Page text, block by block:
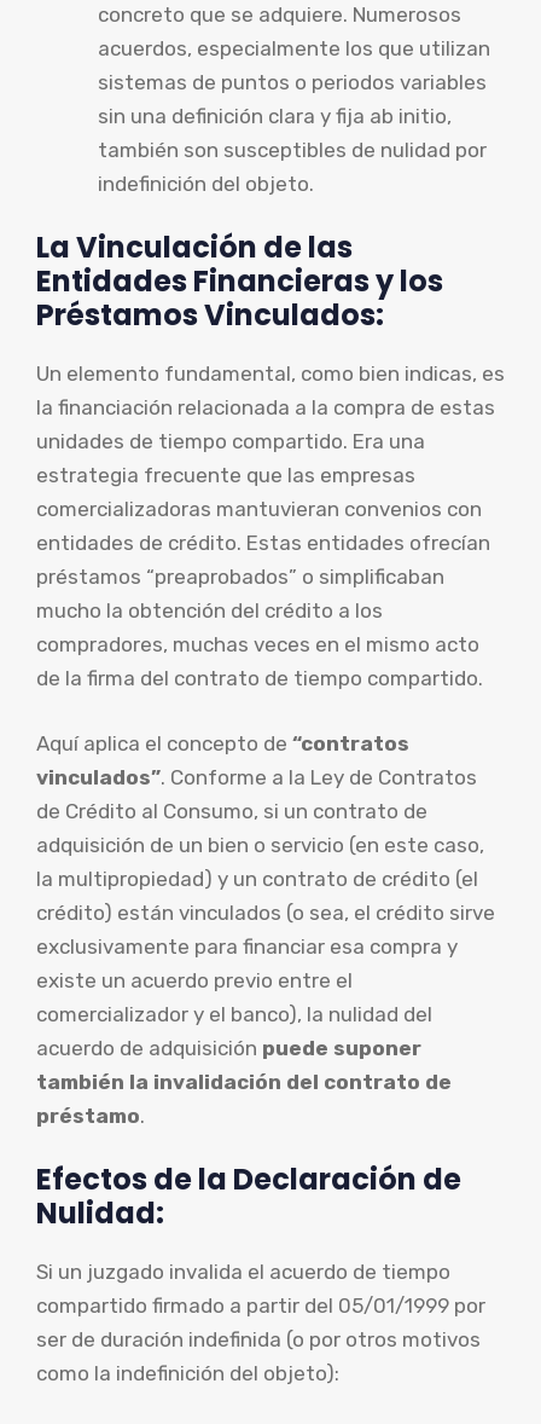
concreto que se adquiere. Numerosos
acuerdos, especialmente los que utilizan
sistemas de puntos o periodos variables
sin una definición clara y fija ab initio,
también son susceptibles de nulidad por
indefinición del objeto.
La Vinculación de las
Entidades Financieras y los
Préstamos Vinculados:
Un elemento fundamental, como bien indicas, es
la financiación relacionada a la compra de estas
unidades de tiempo compartido. Era una
estrategia frecuente que las empresas
comercializadoras mantuvieran convenios con
entidades de crédito. Estas entidades ofrecían
préstamos “preaprobados” o simplificaban
mucho la obtención del crédito a los
compradores, muchas veces en el mismo acto
de la firma del contrato de tiempo compartido.
Aquí aplica el concepto de “contratos
vinculados”. Conforme a la Ley de Contratos
de Crédito al Consumo, si un contrato de
adquisición de un bien o servicio (en este caso,
la multipropiedad) y un contrato de crédito (el
crédito) están vinculados (o sea, el crédito sirve
exclusivamente para financiar esa compra y
existe un acuerdo previo entre el
comercializador y el banco), la nulidad del
acuerdo de adquisición puede suponer
también la invalidación del contrato de
préstamo.
Efectos de la Declaración de
Nulidad:
Si un juzgado invalida el acuerdo de tiempo
compartido firmado a partir del 05/01/1999 por
ser de duración indefinida (o por otros motivos
como la indefinición del objeto):